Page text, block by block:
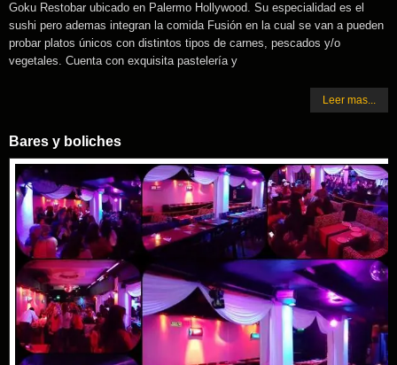
Goku Restobar ubicado en Palermo Hollywood. Su especialidad es el
sushi pero ademas integran la comida Fusión en la cual se van a pueden
probar platos únicos con distintos tipos de carnes, pescados y/o
vegetales. Cuenta con exquisita pastelería y
Leer mas...
Bares y boliches